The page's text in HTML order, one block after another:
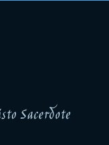
Sacerdote